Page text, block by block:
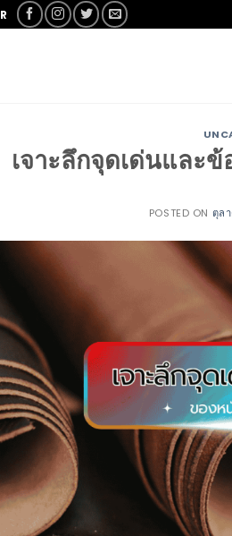
เจาะลึกจุดเด่นและ
POSTED ON ตุล